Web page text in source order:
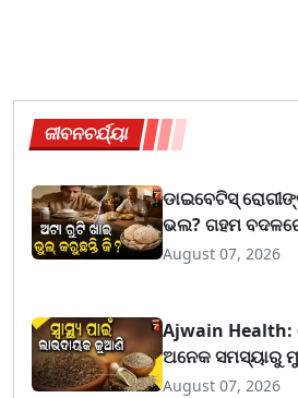
ଜୀବନଚର୍ଯ୍ୟା
ଡାଇବେଟିସ୍
ଭଲ? ଗହମ
ରଖିପାରେ ବ୍ଲଡ
August 07, 2026
Ajwain Health:
ଅନେକ ସମସ୍ୟାରୁ
ଜାଣନ୍ତୁ ଏହାକୁ
August 07, 2026